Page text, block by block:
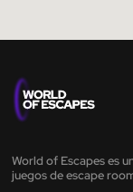
World of Escapes es
juegos de escape